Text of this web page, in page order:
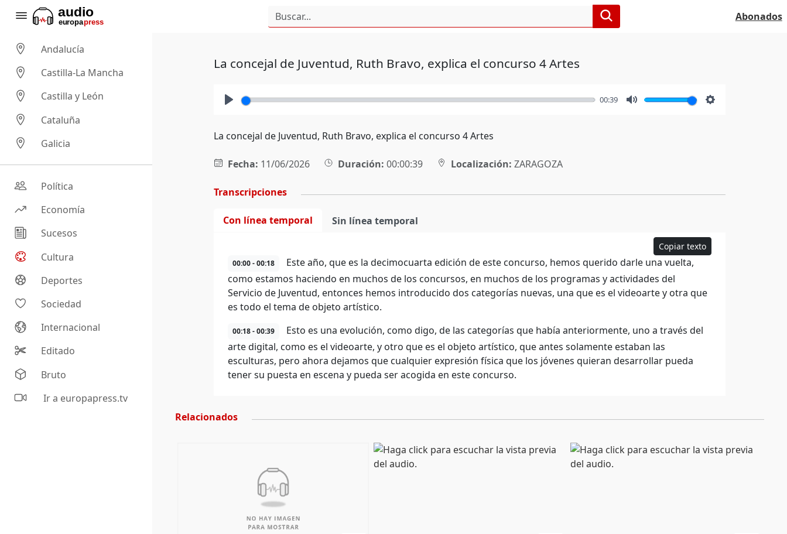
Abonados
Andalucía
Castilla-La Mancha
Castilla y León
Cataluña
Galicia
Política
Economía
Sucesos
Cultura
Deportes
Sociedad
Internacional
Editado
Bruto
Ir a europapress.tv
La concejal de Juventud, Ruth Bravo, explica el concurso 4 Artes
00:39
La concejal de Juventud, Ruth Bravo, explica el concurso 4 Artes
Fecha: 11/06/2026 Duración: 00:00:39 Localización: ZARAGOZA
Transcripciones
Con línea temporal Sin línea temporal
Copiar texto
00:00 - 00:18
Este año, que es la decimocuarta edición de este concurso, hemos querido darle una vuelta,
como estamos haciendo en muchos de los concursos, en muchos de los programas y actividades del
Servicio de Juventud, entonces hemos introducido dos categorías nuevas, una que es el videoarte y otra que
es todo el tema de objeto artístico.
00:18 - 00:39
Esto es una evolución, como digo, de las categorías que había anteriormente, uno a través del
arte digital, como es el videoarte, y otro que es el objeto artístico, que antes solamente estaban las
esculturas, pero ahora dejamos que cualquier expresión física que los jóvenes quieran desarrollar pueda
tener su puesta en escena y pueda ser acogida en este concurso.
Relacionados